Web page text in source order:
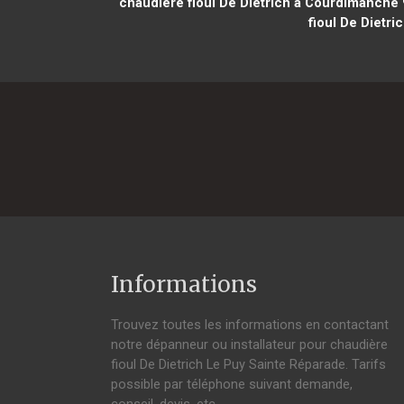
fioul De
Informations
Trouvez toutes les informations en contactant
notre dépanneur ou installateur pour chaudière
fioul De Dietrich Le Puy Sainte Réparade. Tarifs
possible par téléphone suivant demande,